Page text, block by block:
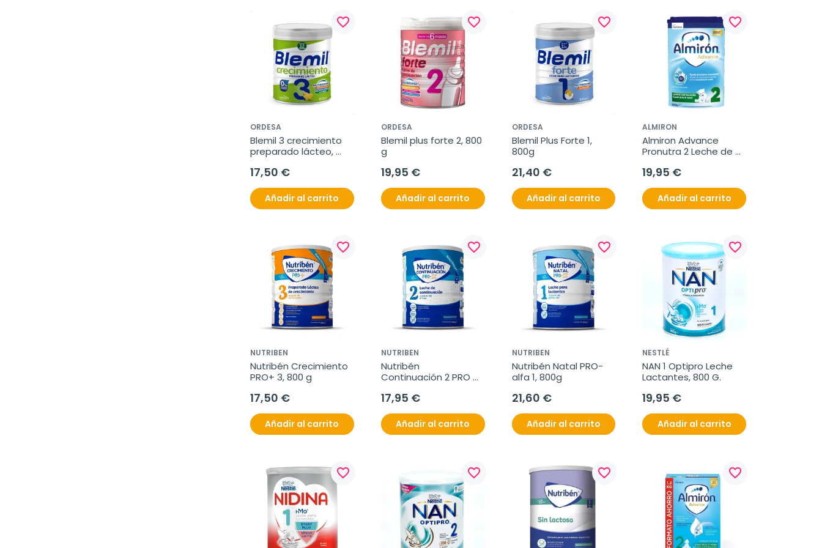
favorite_border
ORDESA
Blemil 3 crecimiento
preparado lácteo,
17,50 €
Añadir al carrito
favorite_border
ORDESA
Blemil plus forte 2, 800
g
19,95 €
Añadir al carrito
favorite_border
ORDESA
Blemil Plus Forte 1,
800g
21,40 €
Añadir al carrito
favorite_border
ALMIRON
Almiron Advance
Pronutra 2 Leche de
19,95 €
Añadir al carrito
favorite_border
NUTRIBEN
Nutribén Crecimiento
PRO+ 3, 800 g
17,50 €
Añadir al carrito
favorite_border
NUTRIBEN
Nutribén
Continuación 2 PRO
17,95 €
Añadir al carrito
favorite_border
NUTRIBEN
Nutribén Natal PRO-
alfa 1, 800g
21,60 €
Añadir al carrito
favorite_border
NESTLÉ
NAN 1 Optipro Leche
Lactantes, 800 G.
19,95 €
Añadir al carrito
favorite_border favorite_border favorite_border favorite_border